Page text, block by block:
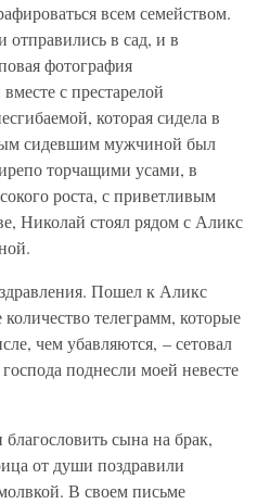
всем семейством.
в сад, и в
фотография
с престарелой
которая сидела в
сидевшим мужчиной был
торчащими усами, в
роста, с приветливым
Николай стоял рядом с Аликс
Пошел к Аликс
количество телеграмм, которые
чем убавляются, – сетовал
поднесли моей невесте
сына на брак,
от души поздравили
В своем письме